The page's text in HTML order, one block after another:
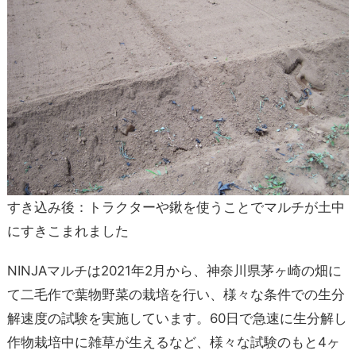
すき込み後：トラクターや鍬を使うことでマルチが土中
にすきこまれました
NINJAマルチは2021年2月から、神奈川県茅ヶ崎の畑に
て二毛作で葉物野菜の栽培を行い、様々な条件での生分
解速度の試験を実施しています。60日で急速に生分解し
作物栽培中に雑草が生えるなど、様々な試験のもと4ヶ